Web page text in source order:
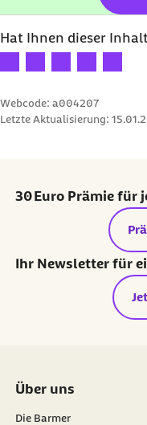
Hat Ihnen dieser
Ihre Bewertung: 1 Stern
Ihre Bewertung: 2
Ihre Bewertung:
Ihre Ihre
Webcode: a004207
Letzte Aktualisierung:
30 Euro Prämie für
Ihr Newsletter für
Über uns
Die Barmer